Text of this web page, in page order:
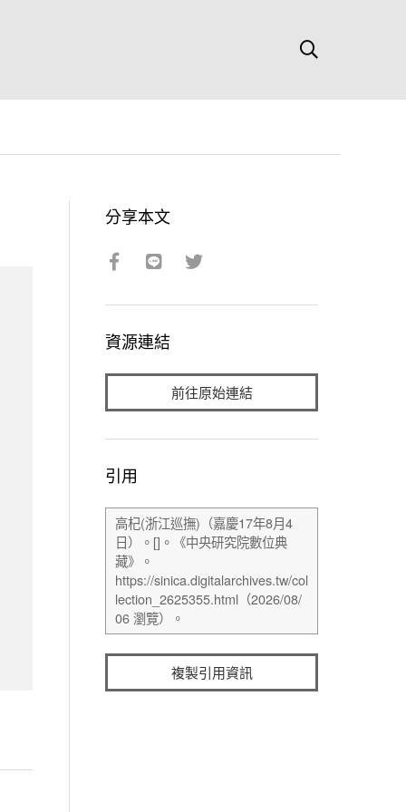
分享本文
資源連結
前往原始連結
引用
複製引用資訊